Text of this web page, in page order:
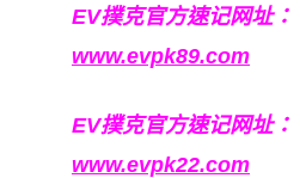
EV撲克官方速记网址：
www.evpk89.com
EV撲克官方速记网址：
www.evpk22.com